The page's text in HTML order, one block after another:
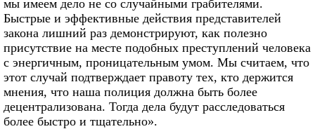
мы имеем дело не со случайными грабителями.
Быстрые и эффективные действия представителей
закона лишний раз демонстрируют, как полезно
присутствие на месте подобных преступлений человека
с энергичным, проницательным умом. Мы считаем, что
этот случай подтверждает правоту тех, кто держится
мнения, что наша полиция должна быть более
децентрализована. Тогда дела будут расследоваться
более быстро и тщательно».